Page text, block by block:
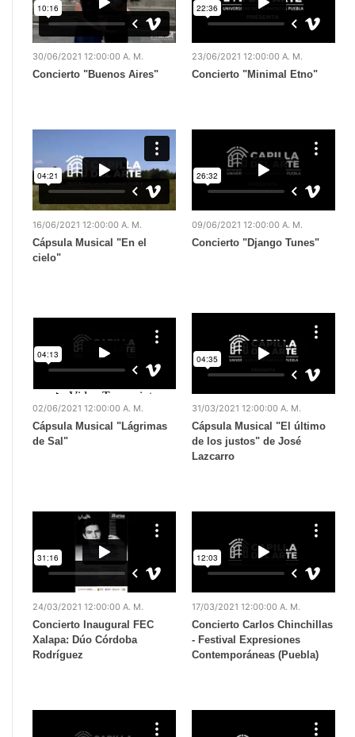
30/06/2021 12:00:00 A. M.
Concierto "Buenos Aires"
23/06/2021 12:00:00 A. M.
Concierto "Minimal Etno"
16/06/2021 12:00:00 A. M.
Cápsula Musical "En el
cielo"
09/06/2021 12:00:00 A. M.
Concierto "Django Tunes"
02/06/2021 12:00:00 A. M.
Cápsula Musical "Lágrimas
de Sal"
31/03/2021 12:00:00 A. M.
Cápsula Musical "El último
de los justos" de José
Lazcarro
24/03/2021 12:00:00 A. M.
Concierto Inaugural FEC
Xalapa: Dúo Córdoba
Rodríguez
17/03/2021 12:00:00 A. M.
Concierto Carlos Chinchillas
- Festival Expresiones
Contemporáneas (Puebla)